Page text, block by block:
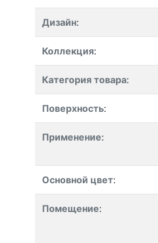
Дизайн:
Коллекция:
Категория товара:
Поверхность:
Применение:
Основной цвет:
Помещение: